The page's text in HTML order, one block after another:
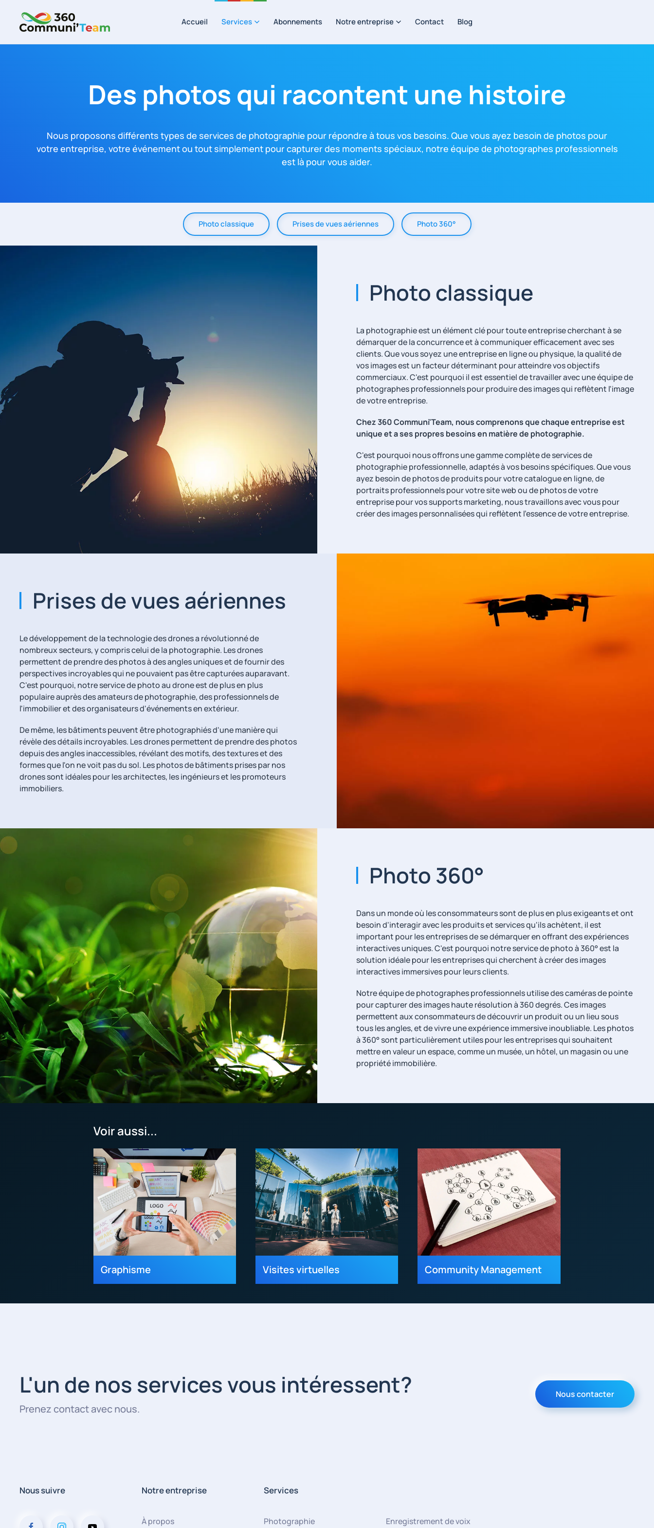
Skip to main content
Accueil Services Abonnements Notre entreprise Contact Blog
Des photos qui racontent une histoire
Nous proposons différents types de services de photographie pour répondre à tous vos besoins. Que vous ayez besoin de photos pour
votre entreprise, votre événement ou tout simplement pour capturer des moments spéciaux, notre équipe de photographes professionnels
est là pour vous aider.
Photo classique Prises de vues aériennes Photo 360°
Photo classique
La photographie est un élément clé pour toute entreprise cherchant à se
démarquer de la concurrence et à communiquer efficacement avec ses
clients. Que vous soyez une entreprise en ligne ou physique, la qualité de
vos images est un facteur déterminant pour atteindre vos objectifs
commerciaux. C'est pourquoi il est essentiel de travailler avec une équipe de
photographes professionnels pour produire des images qui reflètent l'image
de votre entreprise.
Chez 360 Communi'Team, nous comprenons que chaque entreprise est
unique et a ses propres besoins en matière de photographie.
C'est pourquoi nous offrons une gamme complète de services de
photographie professionnelle, adaptés à vos besoins spécifiques. Que vous
ayez besoin de photos de produits pour votre catalogue en ligne, de
portraits professionnels pour votre site web ou de photos de votre
entreprise pour vos supports marketing, nous travaillons avec vous pour
créer des images personnalisées qui reflètent l'essence de votre entreprise.
Prises de vues aériennes
Le développement de la technologie des drones a révolutionné de
nombreux secteurs, y compris celui de la photographie. Les drones
permettent de prendre des photos à des angles uniques et de fournir des
perspectives incroyables qui ne pouvaient pas être capturées auparavant.
C'est pourquoi, notre service de photo au drone est de plus en plus
populaire auprès des amateurs de photographie, des professionnels de
l'immobilier et des organisateurs d'événements en extérieur.
De même, les bâtiments peuvent être photographiés d'une manière qui
révèle des détails incroyables. Les drones permettent de prendre des photos
depuis des angles inaccessibles, révélant des motifs, des textures et des
formes que l'on ne voit pas du sol. Les photos de bâtiments prises par nos
drones sont idéales pour les architectes, les ingénieurs et les promoteurs
immobiliers.
Photo 360°
Dans un monde où les consommateurs sont de plus en plus exigeants et ont
besoin d'interagir avec les produits et services qu'ils achètent, il est
important pour les entreprises de se démarquer en offrant des expériences
interactives uniques. C'est pourquoi notre service de photo à 360° est la
solution idéale pour les entreprises qui cherchent à créer des images
interactives immersives pour leurs clients.
Notre équipe de photographes professionnels utilise des caméras de pointe
pour capturer des images haute résolution à 360 degrés. Ces images
permettent aux consommateurs de découvrir un produit ou un lieu sous
tous les angles, et de vivre une expérience immersive inoubliable. Les photos
à 360° sont particulièrement utiles pour les entreprises qui souhaitent
mettre en valeur un espace, comme un musée, un hôtel, un magasin ou une
propriété immobilière.
Voir aussi...
Graphisme Visites virtuelles Community Management
L'un de nos services vous intéressent?
Prenez contact avec nous.
Nous contacter
Nous suivre Notre entreprise
À propos
Services
Photographie Enregistrement de voix